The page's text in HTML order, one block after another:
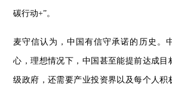
碳行动+”。
麦守信认为，中国有信守承诺的历史。
心，理想情况下，中国甚至能提前达成目
级政府，还需要产业投资界以及每个人积